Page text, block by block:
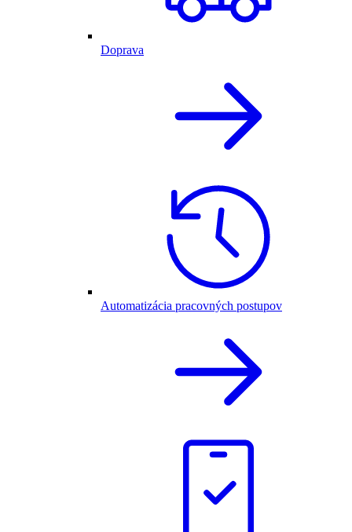
Doprava
Automatizácia pracovných postupov